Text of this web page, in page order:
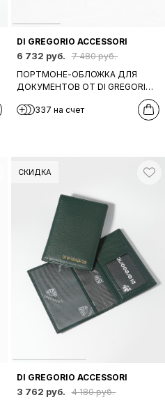
DI GREGORIO ACCESSORI
6 732 руб.
7 480 руб.
ПОРТМОНЕ-ОБЛОЖКА ДЛЯ
ДОКУМЕНТОВ ОТ DI GREGORIO
В ЧЕРНОМ ЦВЕТЕ С КРАСНОЙ
ВНУТРЕННЕЙ ОТДЕЛКОЙ
337 на счет
СКИДКА
DI GREGORIO ACCESSORI
3 762 руб.
4 180 руб.